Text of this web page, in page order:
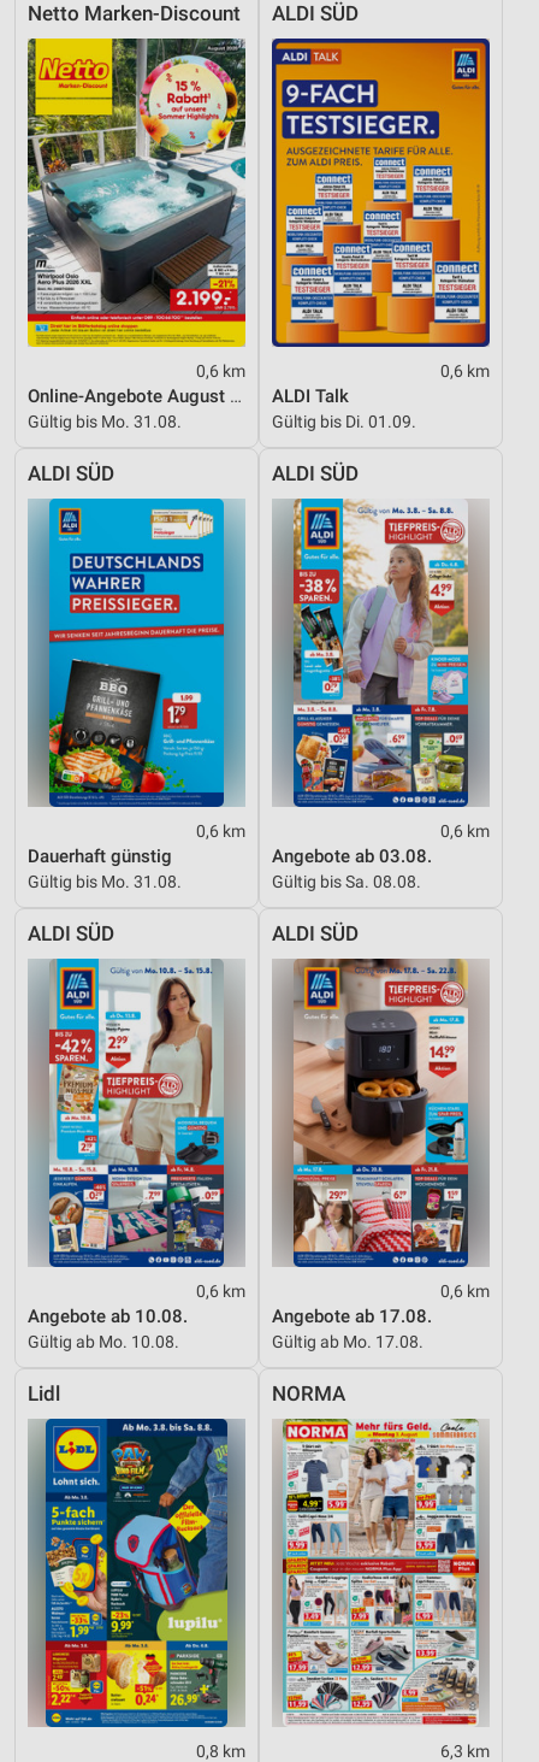
Netto Marken-Discount
0,6 km
Online-Angebote August 2026
Gültig bis Mo. 31.08.
ALDI SÜD
0,6 km
ALDI Talk
Gültig bis Di. 01.09.
ALDI SÜD
0,6 km
Dauerhaft günstig
Gültig bis Mo. 31.08.
ALDI SÜD
0,6 km
Angebote ab 03.08.
Gültig bis Sa. 08.08.
ALDI SÜD
0,6 km
Angebote ab 10.08.
Gültig ab Mo. 10.08.
ALDI SÜD
0,6 km
Angebote ab 17.08.
Gültig ab Mo. 17.08.
Lidl
0,8 km
NORMA
6,3 km
Messung der Performance von Inhalten
Analyse von Zielgruppen durch Statistiken oder
Kombinationen von Daten aus verschiedenen
Quellen
Entwicklung und Verbesserung der Angebote
Verwendung reduzierter Daten zur Auswahl von
Inhalten
IAB-Besonderheiten:
Verwendung genauer Standortdaten
Geräte anhand von aktiv angeforderten
Informationen identifizieren
Nicht-IAB-Verarbeitungszwecke:
Notwendig
Performance
Funktional
Werbung